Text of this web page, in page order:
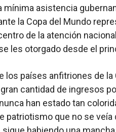
mínima asistencia
la Copa del Mundo
de la atención
les otorgado desde el
los países anfitriones de la
cantidad de ingresos
han estado tan
patriotismo que no se